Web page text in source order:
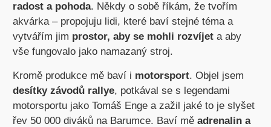
radost a pohoda. Někdy o sobě říkám, že tvořím
akvárka – propojuju lidi, které baví stejné téma a
vytvářím jim prostor, aby se mohli rozvíjeta aby
vše fungovalo jako namazaný stroj.
Kromě produkce mě baví i motorsport. Objel jsem
desítky závodů rallye, potkával se s legendami
motorsportu jako Tomáš Enge a zažil jaké to je slyšet
řev 50 000 diváků na Barumce. Baví mě adrenalin a